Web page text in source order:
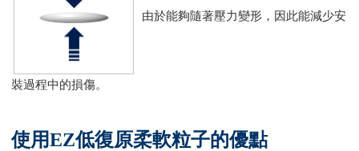
由於能夠隨著壓力變形，因此能減少安
裝過程中的損傷。
使用EZ低復原柔軟粒子的優點